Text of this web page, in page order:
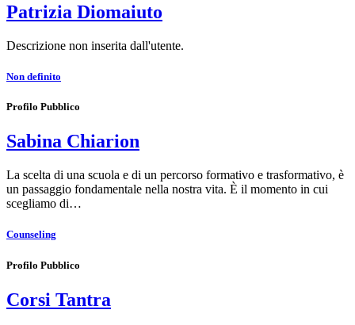
Patrizia Diomaiuto
Descrizione non inserita dall'utente.
Non definito
Profilo Pubblico
Sabina Chiarion
La scelta di una scuola e di un percorso formativo e trasformativo, è
un passaggio fondamentale nella nostra vita. È il momento in cui
scegliamo di…
Counseling
Profilo Pubblico
Corsi Tantra